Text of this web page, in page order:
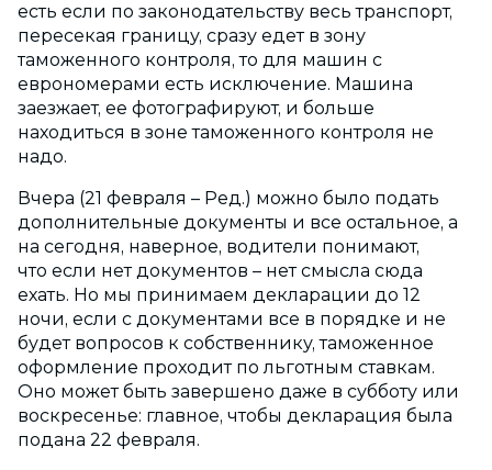
есть если по законодательству весь транспорт,
пересекая границу, сразу едет в зону
таможенного контроля, то для машин с
еврономерами есть исключение. Машина
заезжает, ее фотографируют, и больше
находиться в зоне таможенного контроля не
надо.
Вчера (21 февраля – Ред.) можно было подать
дополнительные документы и все остальное, а
на сегодня, наверное, водители понимают,
что если нет документов – нет смысла сюда
ехать. Но мы принимаем декларации до 12
ночи, если с документами все в порядке и не
будет вопросов к собственнику, таможенное
оформление проходит по льготным ставкам.
Оно может быть завершено даже в субботу или
воскресенье: главное, чтобы декларация была
подана 22 февраля.